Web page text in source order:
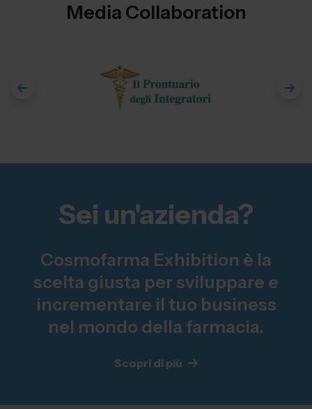
Media Collaboration
Sei un'azienda?
Cosmofarma Exhibition è la
scelta giusta per sviluppare e
incrementare il tuo business
nel mondo della farmacia.
Scopri di più